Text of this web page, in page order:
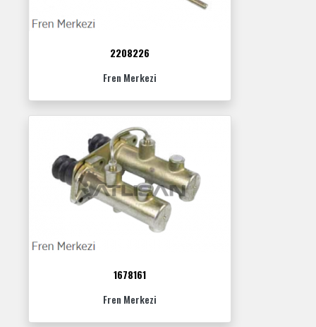
2208226
Fren Merkezi
1678161
Fren Merkezi